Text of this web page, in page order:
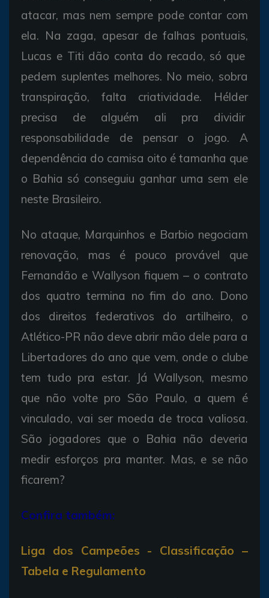
atacar, mas nem sempre pode contar com
ela. Na zaga, apesar de falhas pontuais,
Lucas e Titi dão conta do recado, só que
pedem suplentes melhores. No meio, sobra
transpiração, falta criatividade. Hélder
precisa de alguém ali pra dividir
responsabilidade de pensar o jogo. A
dependência do camisa oito é tamanha que
o Bahia só conseguiu ganhar uma sem ele
neste Brasileiro.
No ataque, Marquinhos e Barbio negociam
renovação, mas é pouco provável que
Fernandão e Wallyson fiquem – o contrato
dos quatro termina no fim do ano. Dono
dos direitos federativos do artilheiro, o
Atlético-PR não deve abrir mão dele para a
Libertadores do ano que vem, onde o clube
tem tudo pra estar. Já Wallyson, mesmo
que não volte pro São Paulo, a quem é
vinculado, vai ser moeda de troca valiosa.
São jogadores que o Bahia não deveria
medir esforços pra manter. Mas, e se não
ficarem?
Confira também:
Liga dos Campeões - Classificação –
Tabela e Regulamento